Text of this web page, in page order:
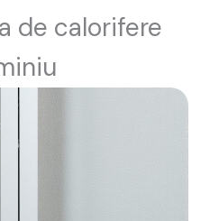
de calorifere